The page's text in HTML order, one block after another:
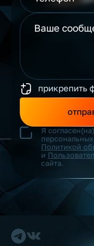
прикрепить
Я
Политикой
и
сайта.